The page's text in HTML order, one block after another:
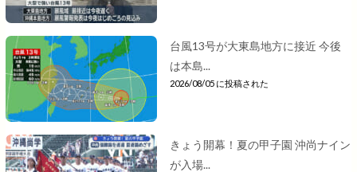
台風13号が大東島地方に接近 今後
は本島...
2026/08/05 に投稿された
きょう開幕！夏の甲子園 沖尚ナイン
が入場...